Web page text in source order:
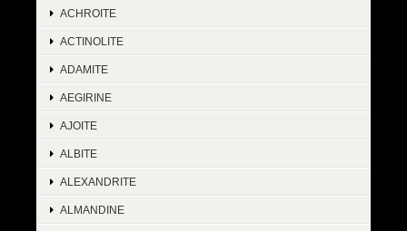
ACHROITE
ACTINOLITE
ADAMITE
AEGIRINE
AJOITE
ALBITE
ALEXANDRITE
ALMANDINE